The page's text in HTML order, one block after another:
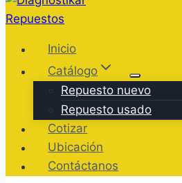
Inicio
Catálogo
Repuesto nuevo
Repuesto usado
Cotizar
Ubicación
Contáctanos